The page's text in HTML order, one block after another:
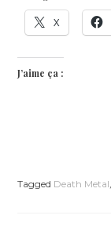
X
J’aime ça :
Tagged Death Metal